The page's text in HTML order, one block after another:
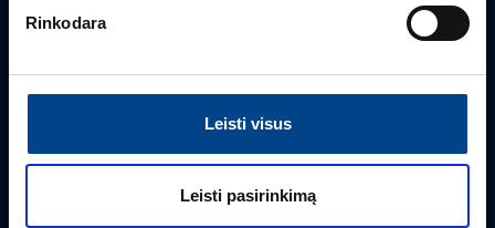
Rinkodara
Leisti visus
Leisti pasirinkimą
Rimvydas Biekša
rimvydas.bieksa@utugroup.com
Vardas*